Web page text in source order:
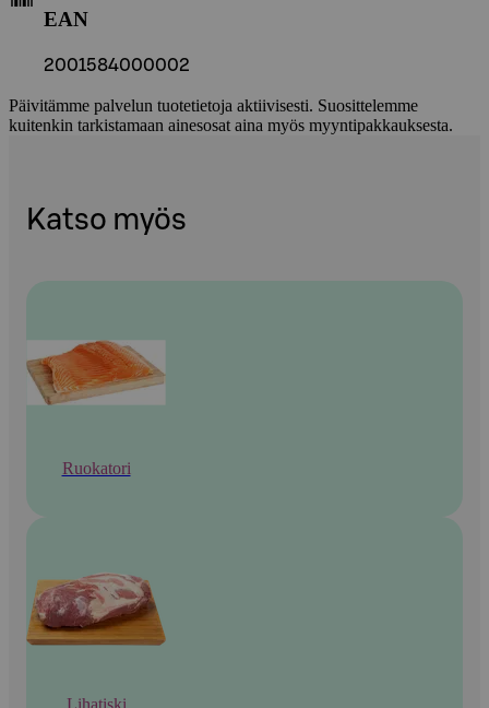
EAN
2001584000002
Päivitämme palvelun tuotetietoja aktiivisesti. Suosittelemme
kuitenkin tarkistamaan ainesosat aina myös myyntipakkauksesta.
Katso myös
Ruokatori
Lihatiski